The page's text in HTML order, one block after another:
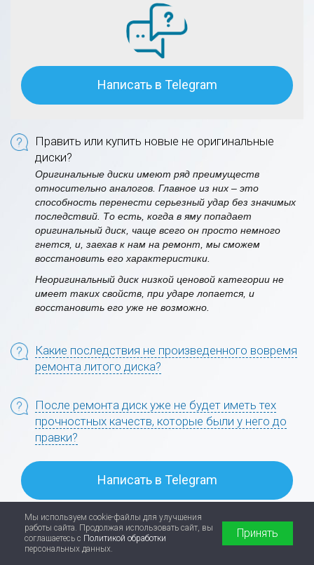
Написать в Telegram
Править или купить новые не оригинальные
диски?
Оригинальные диски имеют ряд преимуществ
относительно аналогов. Главное из них – это
способность перенести серьезный удар без значимых
последствий. То есть, когда в яму попадает
оригинальный диск, чаще всего он просто немного
гнется, и, заехав к нам на ремонт, мы сможем
восстановить его характеристики.
Неоригинальный диск низкой ценовой категории не
имеет таких свойств, при ударе лопается, и
восстановить его уже не возможно.
Какие последствия не произведенного вовремя
ремонта литого диска?
После ремонта диск уже не будет иметь тех
прочностных качеств, которые были у него до
правки?
Написать в Telegram
Мы используем cookie-файлы для улучшения
работы сайта. Продолжая использовать сайт, вы
соглашаетесь с Политикой обработки
персональных данных.
Принять